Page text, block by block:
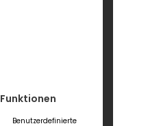
Funktionen
Benutzerdefinierte